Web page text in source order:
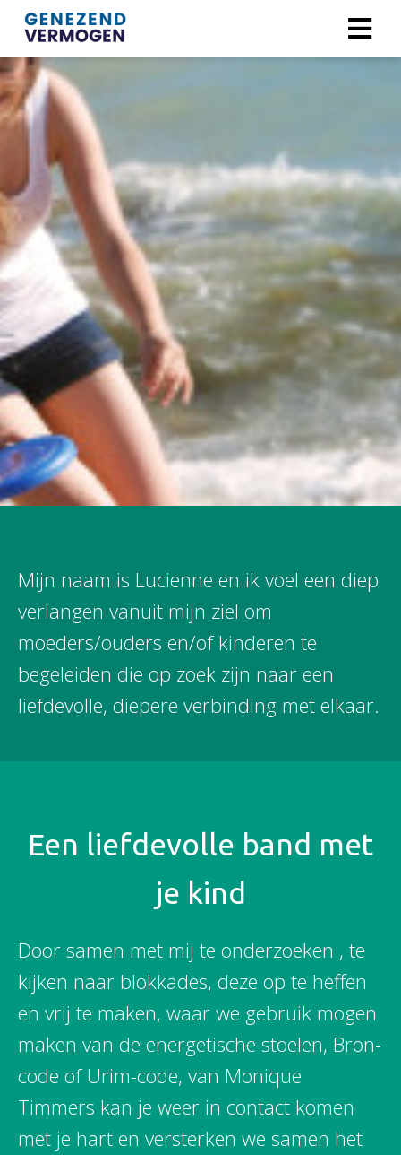
Mijn naam is Lucienne en ik voel een diep
verlangen vanuit mijn ziel om
moeders/ouders en/of kinderen te
begeleiden die op zoek zijn naar een
liefdevolle, diepere verbinding met elkaar.
Een liefdevolle band met
je kind
Door samen met mij te onderzoeken , te
kijken naar blokkades, deze op te heffen
en vrij te maken, waar we gebruik mogen
maken van de energetische stoelen, Bron-
code of Urim-code, van Monique
Timmers kan je weer in contact komen
met je hart en versterken we samen het